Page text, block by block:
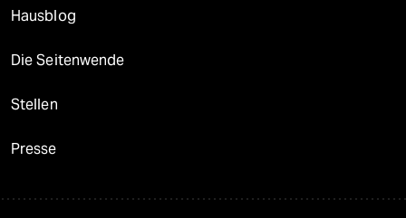
Hausblog
Die Seitenwende
Stellen
Presse